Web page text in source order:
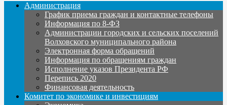
Администрация
График приема граждан и контактные телефоны
Информация по 8-ФЗ
Администрации городских и сельских поселений
Волховского муниципального района
Электронная форма обращений
Информация по обращениям граждан
Исполнение указов Президента РФ
Перепись 2020
Финансовая деятельность
Комитет по экономике и инвестициям